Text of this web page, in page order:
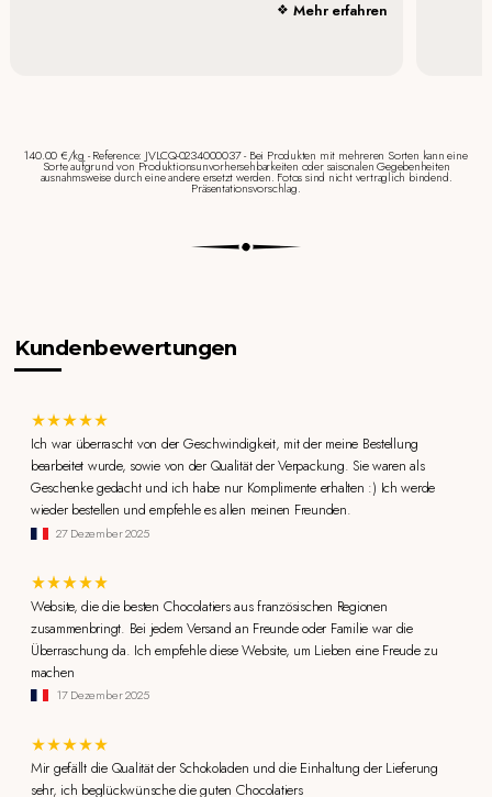
Mehr erfahren
140.00 €/kg - Reference: JVLCQ-0234000037 - Bei Produkten mit mehreren Sorten kann eine
Sorte aufgrund von Produktionsunvorhersehbarkeiten oder saisonalen Gegebenheiten
ausnahmsweise durch eine andere ersetzt werden. Fotos sind nicht vertraglich bindend.
Präsentationsvorschlag.
Kundenbewertungen
Ich war überrascht von der Geschwindigkeit, mit der meine Bestellung
bearbeitet wurde, sowie von der Qualität der Verpackung. Sie waren als
Geschenke gedacht und ich habe nur Komplimente erhalten :) Ich werde
wieder bestellen und empfehle es allen meinen Freunden.
27 Dezember 2025
Website, die die besten Chocolatiers aus französischen Regionen
zusammenbringt. Bei jedem Versand an Freunde oder Familie war die
Überraschung da. Ich empfehle diese Website, um Lieben eine Freude zu
machen
17 Dezember 2025
Mir gefällt die Qualität der Schokoladen und die Einhaltung der Lieferung
sehr, ich beglückwünsche die guten Chocolatiers